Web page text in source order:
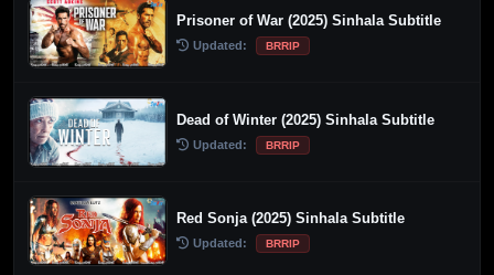
Prisoner of War (2025) Sinhala Subtitle
Updated: BRRIP
Dead of Winter (2025) Sinhala Subtitle
Updated: BRRIP
Red Sonja (2025) Sinhala Subtitle
Updated: BRRIP